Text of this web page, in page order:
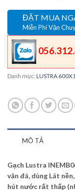
ĐẶT MUA
Miễn Phí Vận
Danh mục: LUSTRA
MÔ TẢ
Gạch Lustra
vân đá, dùng Lát
hút nước rất thấp